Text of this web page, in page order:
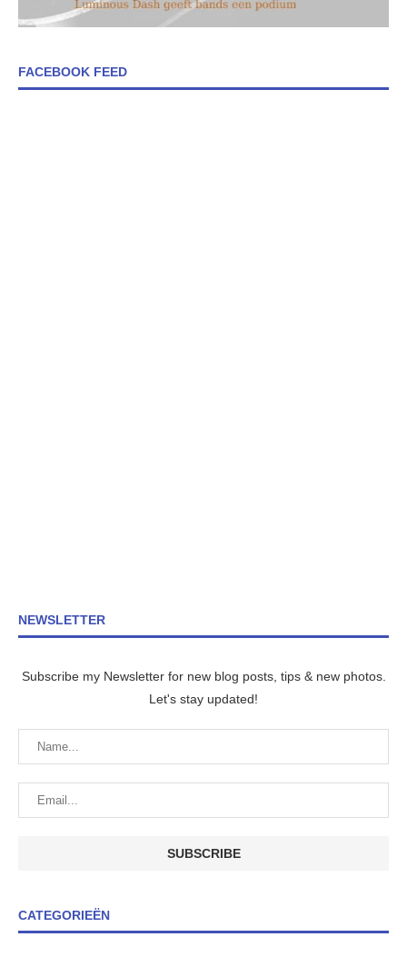
FACEBOOK FEED
NEWSLETTER
Subscribe my Newsletter for new blog posts, tips & new photos.
Let's stay updated!
CATEGORIEËN